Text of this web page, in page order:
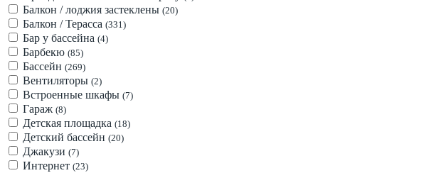
Балкон / лоджия застеклены (20)
Балкон / Терасса (331)
Бар у бассейна (4)
Барбекю (85)
Бассейн (269)
Вентиляторы (2)
Встроенные шкафы (7)
Гараж (8)
Детская площадка (18)
Детский бассейн (20)
Джакузи (7)
Интернет (23)